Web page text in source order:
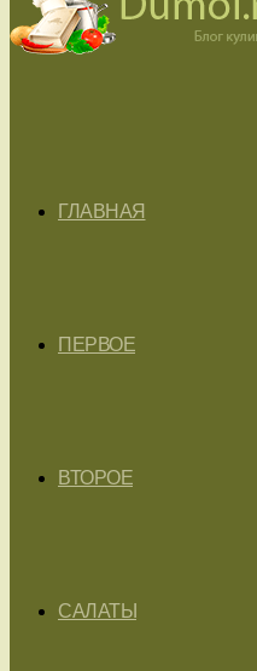
ГЛАВНАЯ
ПЕРВОЕ
ВТОРОЕ
САЛАТЫ